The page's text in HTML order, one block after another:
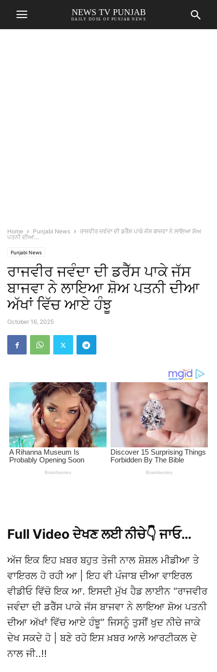
NEWS TV PUNJAB
DAILY DOSE OF PUNJAB NEWS
Home Punjabi News
ਰਾਜਵੀਰ ਜਵੰਦਾ ਦੀ ਡਰੈੱਸ ਪਾਕੇ ਜੱਸ ਬਾਜਵਾ ਨੇ ਲਾਇਆ ਸ਼ੋਅ
ਪਤਨੀ ਦੀਆ...
Punjabi News
ਰਾਜਵੀਰ ਜਵੰਦਾ ਦੀ ਡਰੈੱਸ ਪਾਕੇ ਜੱਸ
ਬਾਜਵਾ ਨੇ ਲਾਇਆ ਸ਼ੋਅ ਪਤਨੀ ਦੀਆ
ਅੱਖਾਂ ਵਿੱਚ ਆਏ ਹੰਝੂ
October 16, 2025
ਅੱਜ ਇਕ ਇਹ ਖ਼ਬਰ ਬਹੁਤ ਤੇਜੀ ਨਾਲ ਸ਼ੋਸ਼ਲ ਮੀਡੀਆ ਤੇ
ਵਾਇਰਲ ਹੋ ਰਹੀ ਆ | ਇਹ ਵੀ ਪੰਜਾਬ ਦੀਆ ਵਾਇਰਲ
ਵੀਡੀਓ ਵਿੱਚੋ ਇਕ ਆ. ਇਸਦੀ ਮੁੱਖ ਹੈਡ ਲਾਈਨ “ਰਾਜਵੀਰ
ਜਵੰਦਾ ਦੀ ਡਰੈੱਸ ਪਾਕੇ ਜੱਸ ਬਾਜਵਾ ਨੇ ਲਾਇਆ ਸ਼ੋਅ ਪਤਨੀ
ਦੀਆ ਅੱਖਾਂ ਵਿੱਚ ਆਏ ਹੰਝੂ” ਜਿਸਨੂੰ ਤੁਸੀਂ ਖੁਦ ਨੀਚੇ ਜਾਕੇ
ਦੇਖ ਸਕਦੇ ਹੋ | ਬਣੇ ਰਹੋ ਇਸ ਖ਼ਬਰ ਆਲੇ ਆਰਟੀਕਲ ਦੇ
ਨਾਲ ਜੀ..!!
Full Video ਦੇਖਣ ਲਈ ਨੀਚੇ👇 ਜਾਓ…